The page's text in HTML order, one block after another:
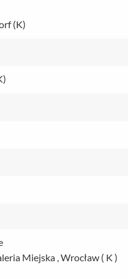
(K)
Miejska , Wrocław ( K )